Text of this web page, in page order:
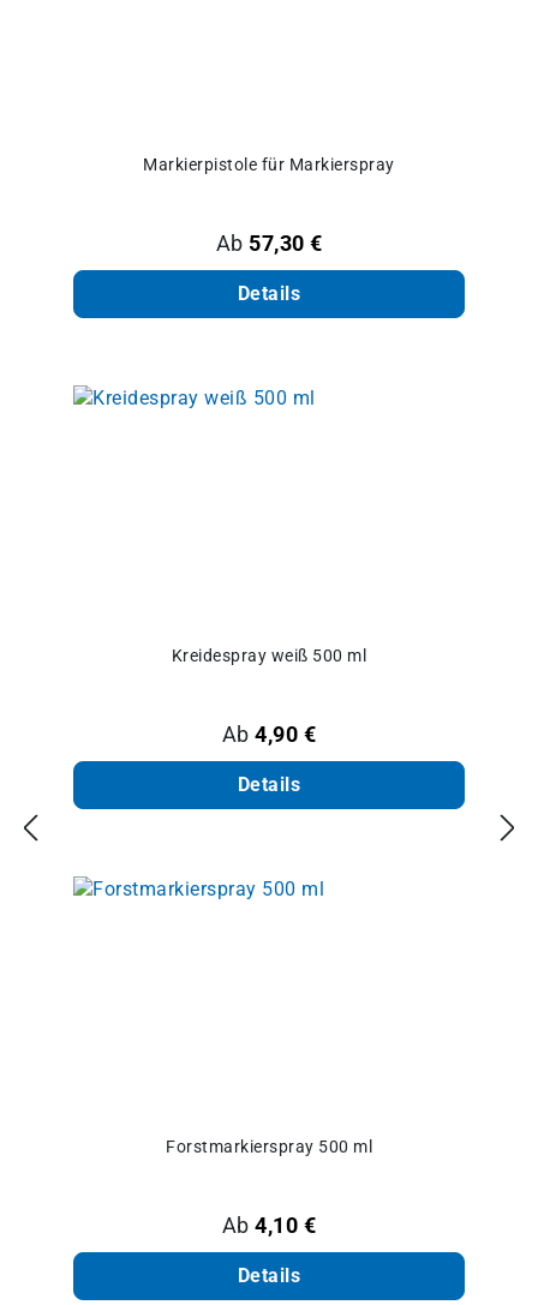
Markierpistole für Markierspray
Regulärer Preis:
Ab 57,30 €
Details
Kreidespray weiß 500 ml
Regulärer Preis:
Ab4,90 €
Details
Forstmarkierspray 500 ml
Regulärer Preis:
Ab4,10 €
Details